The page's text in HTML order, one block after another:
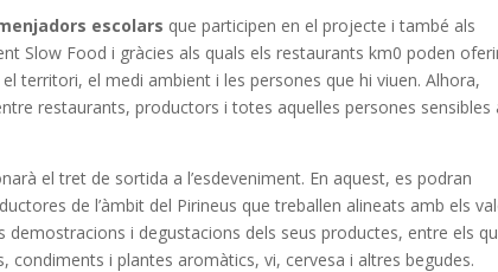
escolars que participen en el projecte i també als
Slow Food i gràcies als quals els restaurants km0 poden
territori, el medi ambient i les persones que hi viuen. Alhora,
restaurants, productors i totes aquelles persones sensibles
el tret de sortida a l’esdeveniment. En aquest, es podran
de l’àmbit del Pirineus que treballen alineats amb els
demostracions i degustacions dels seus productes, entre els
condiments i plantes aromàtics, vi, cervesa i altres begudes.